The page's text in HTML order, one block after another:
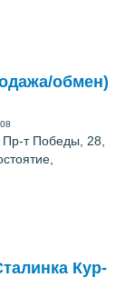
обмен)
Пр-т Победы, 28,
Кур-